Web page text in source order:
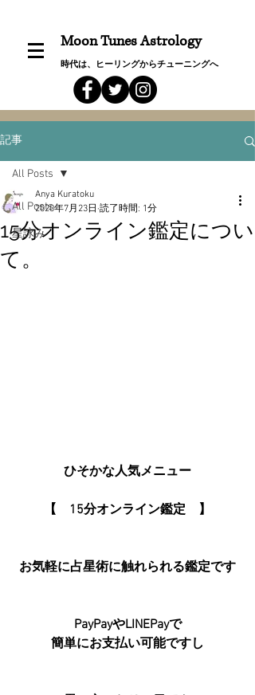
Moon Tunes Astrology
時代は、ヒーリングからチューニングへ
記事
All Posts
星詠み
All Posts
15分オンライン鑑定につい
て。
Anya Kuratoku
2020年7月23日 読了時間: 1分
ひそかな人気メニュー
【　15分オンライン鑑定　】
お気軽に占星術に触れられる鑑定です
PayPayやLINEPayで
簡単にお支払い可能ですし